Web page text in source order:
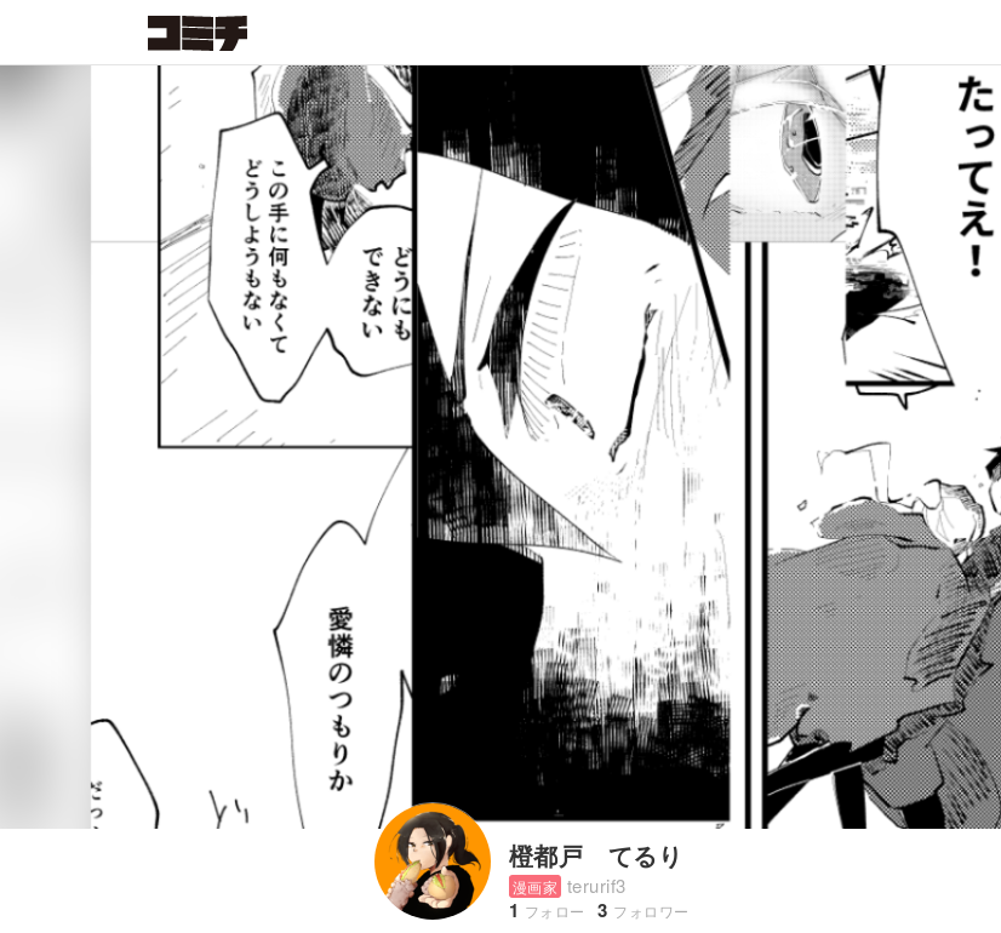
橙都戸 てるり
漫画家 terurif3
1 フォロー 3 フォロワー